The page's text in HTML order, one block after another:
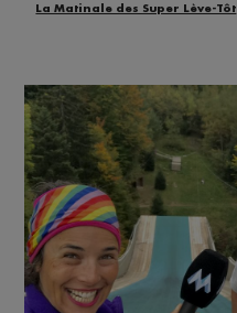
La Matinale des Super Lève-Tôt